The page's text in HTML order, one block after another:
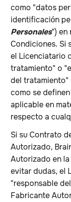
como "datos
identificación
Personales") en
Condiciones. Si
el Licenciatario
tratamiento" o
del
como se
aplicable en
respecto a
Si su Contrato
Autorizado,
Autorizado en
evitar dudas, el
"responsable
Fabricante